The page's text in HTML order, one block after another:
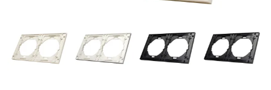
Tilbehør